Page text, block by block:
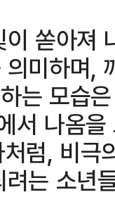
쏟아져
미하며,
는 모습
서 나옴
럼, 비극
는 소년